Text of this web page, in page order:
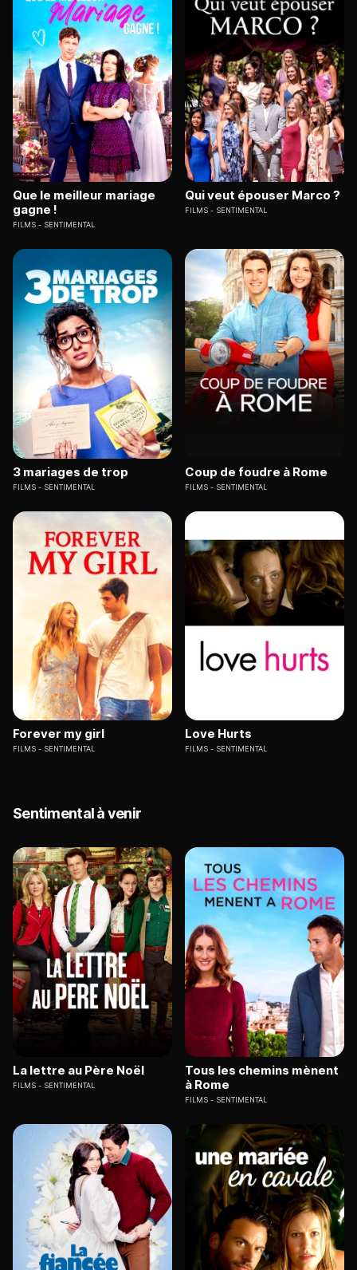
Que le meilleur mariage
gagne !
FILMS SENTIMENTAL
Qui veut épouser Marco ?
FILMS SENTIMENTAL
3 mariages de trop
FILMS SENTIMENTAL
Coup de foudre à Rome
FILMS SENTIMENTAL
Forever my girl
FILMS SENTIMENTAL
Love Hurts
FILMS SENTIMENTAL
Sentimental à venir
La lettre au Père Noël
FILMS SENTIMENTAL
Tous les chemins mènent
à Rome
FILMS SENTIMENTAL